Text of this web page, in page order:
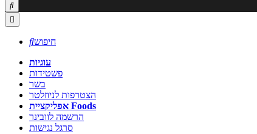


חיפוש
עוגיות
פשטידות
בשר
הצטרפות לניוזלטר
אפליקציית Foods
הרשמה לוובינר
סרגל נגישות